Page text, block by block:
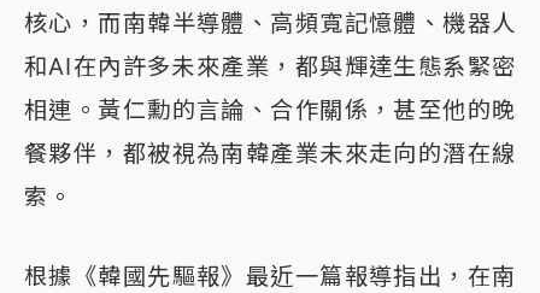
核心，而南韓半導體、高頻寬記憶體、機器人
和AI在內許多未來產業，都與輝達生態系緊密
相連。黃仁勳的言論、合作關係，甚至他的晚
餐夥伴，都被視為南韓產業未來走向的潛在線
索。
根據《韓國先驅報》最近一篇報導指出，在南